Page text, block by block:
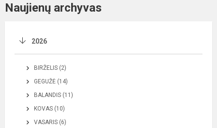
Naujienų archyvas
2026
BIRŽELIS (2)
GEGUŽĖ (14)
BALANDIS (11)
KOVAS (10)
VASARIS (6)